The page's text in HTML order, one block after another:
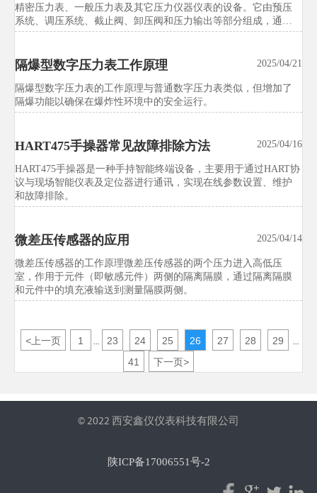
精密压力表、一般压力表及其它压力仪器仪表的设备。它由预压
系统、调压系统、截止阀、卸压阀和压力输出等部分组成，通过
被检压力表与标准压力表示值对比，实现压力范围内的各种压力
隔爆型数字压力表工作原理 2025/04/21
隔爆型数字压力表的工作原理与普通数字压力表​类似，但增加了
隔爆功能以确保在爆炸性环境中的安全运行。
HART475手操器常见故障排除方法 2025/04/16
HART475手操器‌是一种手持智能终端设备，主要用于通过HART协
议与现场智能仪表及定位器进行通讯，实现在线参数设置、维护
和故障排除。
微差压传感器的应用 2025/04/14
微差压传感器的工作原理微差压传感器的两个压力进入高低压
室，作用于元件（即敏感元件）两侧的隔离隔膜，通过隔离隔膜
和元件中的填充液输送到测量隔膜两侧。
<上一页 1 23 24 25 26 27 28 29
41 下一页>
试验设备行业关注：洋山港试行试验设备出口绿色通道，通关平
均缩短3.2天，并将ISO 14001、RoHS、碳足迹声明等纳入条件。
东南亚多国启动试验设备能效标签
强制计划
2026/07/21
制计划，印尼、越南、泰国将对恒温恒湿试验箱等实施MEPS管
理。快速了解IE3门槛、ASEAN测试报告要求与出口合规应对重
点。
美国FDA修订实验室设备进口合规
美国FDA修订实验室设备进口合规指引，非医疗器械类试验设备
被纳入eDRA强制登记，并新增ISO/IEC 17025出厂校准证书要求。
本文详解新规影响、执行时间与对美出口应对重点，帮助企业提
前合规布局。
2026/07/21
欧盟CE新规生效，试验设备EMC测试标准正式升级至EN IEC
61326-1:2026。本文聚焦环境试验箱、力学测试仪等出口欧盟设备
的认证、型式试验与技术文件更新要点，帮助企业提前应对合规
© 2022 西安鑫仪仪表科技有限公司
陕ICP备17006551号-2